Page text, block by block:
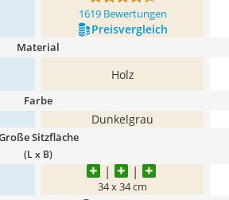
1619 Bewertungen
Preis­vergleich
Material
Holz
Farbe
Dunkelgrau
Sitzfläche
(L x B)
34 x 34 cm